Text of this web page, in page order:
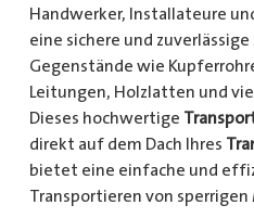
Handwerker, Installateure
eine sichere und
Gegenstände wie
Leitungen, Holzlatten und
Dieses hochwertige
direkt auf dem Dach Ihres
bietet eine einfache und
Transportieren von